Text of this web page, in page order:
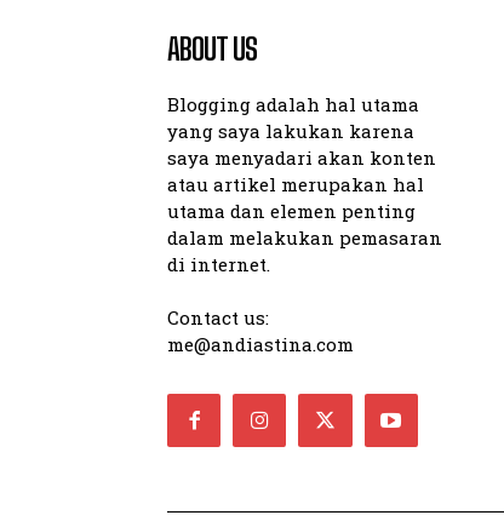
ABOUT US
Blogging adalah hal utama
yang saya lakukan karena
saya menyadari akan konten
atau artikel merupakan hal
utama dan elemen penting
dalam melakukan pemasaran
di internet.
Contact us:
me@andiastina.com